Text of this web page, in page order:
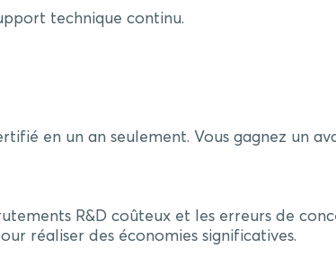
technique continu.
en un an seulement. Vous gagnez un
R&D coûteux et les erreurs de
réaliser des économies significatives.